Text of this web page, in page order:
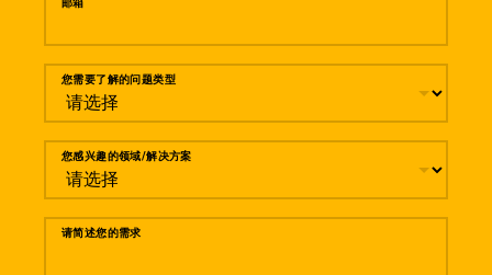
邮箱
您需要了解的问题类型
您感兴趣的领域/解决方案
请简述您的需求